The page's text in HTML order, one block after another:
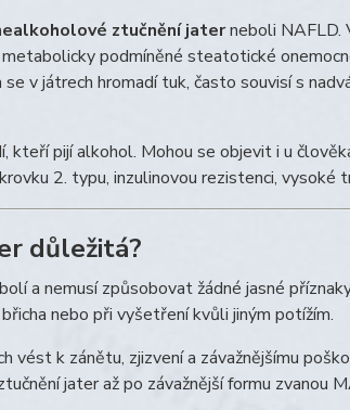
ztučnění jaterneboli NAFLD.
podmíněné steatotické
v játrech hromadí tuk, často souvisí s
kteří pijí alkohol. Mohou se objevit i u
2. typu, inzulinovou rezistenci, vysoké
důležitá?
a nemusí způsobovat žádné jasné
nebo při vyšetření kvůli jiným potížím.
vést k zánětu, zjizvení a závažnějšímu
jater až po závažnější formu zvanou